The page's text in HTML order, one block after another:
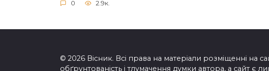
0 2.9к.
© 2026 Вісник. Всі права на матеріали розміщенні на
обґрунтованість і тлумачення думки автора, а сайт є